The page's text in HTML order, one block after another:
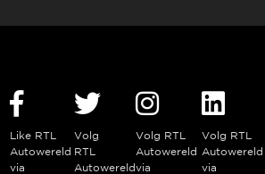
Like RTL
Autowereld
via
Volg
RTL
Autowereld
Volg RTL
Autowereld
via
Volg RTL
Autowereld
via